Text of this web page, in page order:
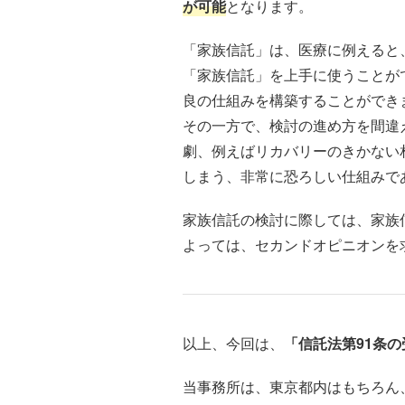
が可能となります。
「家族信託」は、医療に例える
「家族信託」を上手に使うこと
良の仕組みを構築することができ
その一方で、検討の進め方を間
劇、例えばリカバリーのきかな
しまう、非常に恐ろしい仕組み
家族信託の検討に際しては、家
よっては、セカンドオピニオン
以上、今回は、 「信託法第91条
当事務所は、東京都内はもちろ